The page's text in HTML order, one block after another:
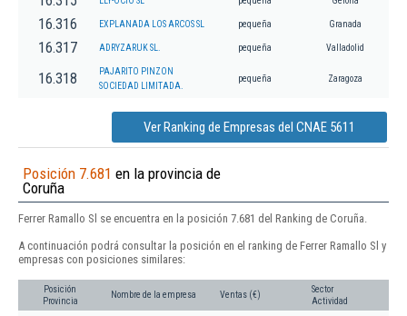
16.316 EXPLANADA LOS ARCOS SL pequeña Granada
16.317 ADRYZARUK SL. pequeña Valladolid
16.318
PAJARITO PINZON
SOCIEDAD LIMITADA.
pequeña Zaragoza
Ver Ranking de Empresas del CNAE 5611
Posición 7.681 en la provincia de
Coruña
Ferrer Ramallo Sl se encuentra en la posición 7.681 del Ranking de Coruña.
A continuación podrá consultar la posición en el ranking de Ferrer Ramallo Sl y
empresas con posiciones similares:
Posición
Provincia
Nombre de la empresa Ventas (€)
Sector
Actividad